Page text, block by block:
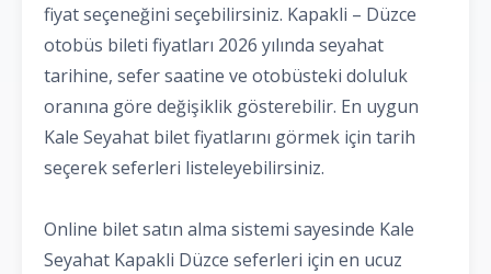
fiyat seçeneğini seçebilirsiniz. Kapakli – Düzce
otobüs bileti fiyatları 2026 yılında seyahat
tarihine, sefer saatine ve otobüsteki doluluk
oranına göre değişiklik gösterebilir. En uygun
Kale Seyahat bilet fiyatlarını görmek için tarih
seçerek seferleri listeleyebilirsiniz.
Online bilet satın alma sistemi sayesinde Kale
Seyahat Kapakli Düzce seferleri için en ucuz